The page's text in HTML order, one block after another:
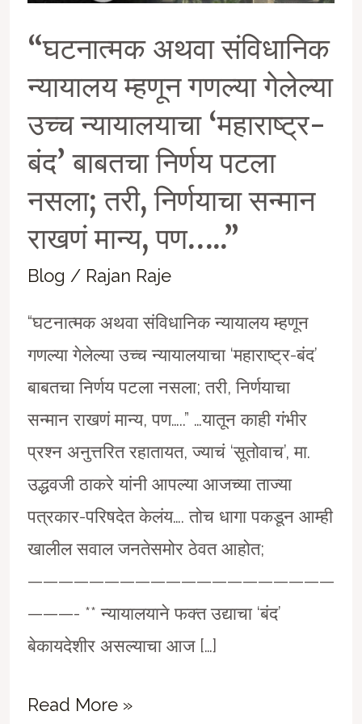
“घटनात्मक अथवा संविधानिक
न्यायालय म्हणून गणल्या गेलेल्या
उच्च न्यायालयाचा ‘महाराष्ट्र-
बंद’ बाबतचा निर्णय पटला
नसला; तरी, निर्णयाचा सन्मान
राखणं मान्य, पण…..”
Blog / Rajan Raje
“घटनात्मक अथवा संविधानिक न्यायालय म्हणून
गणल्या गेलेल्या उच्च न्यायालयाचा ‘महाराष्ट्र-बंद’
बाबतचा निर्णय पटला नसला; तरी, निर्णयाचा
सन्मान राखणं मान्य, पण…..” …यातून काही गंभीर
प्रश्न अनुत्तरित रहातायत, ज्याचं ‘सूतोवाच’, मा.
उद्धवजी ठाकरे यांनी आपल्या आजच्या ताज्या
पत्रकार-परिषदेत केलंय…. तोच धागा पकडून आम्ही
खालील सवाल जनतेसमोर ठेवत आहोत;
————————————————————
———- ** न्यायालयाने फक्त उद्याचा ‘बंद’
बेकायदेशीर असल्याचा आज […]
“घटनात्मक
Read More »